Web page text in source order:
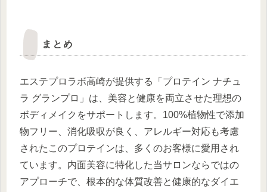
まとめ
エステプロラボ高崎が提供する「プロテイン ナチュ
ラ グランプロ」は、美容と健康を両立させた理想の
ボディメイクをサポートします。100%植物性で添加
物フリー、消化吸収が良く、アレルギー対応も考慮
されたこのプロテインは、多くのお客様に愛用され
ています。内面美容に特化した当サロンならではの
アプローチで、根本的な体質改善と健康的なダイエ